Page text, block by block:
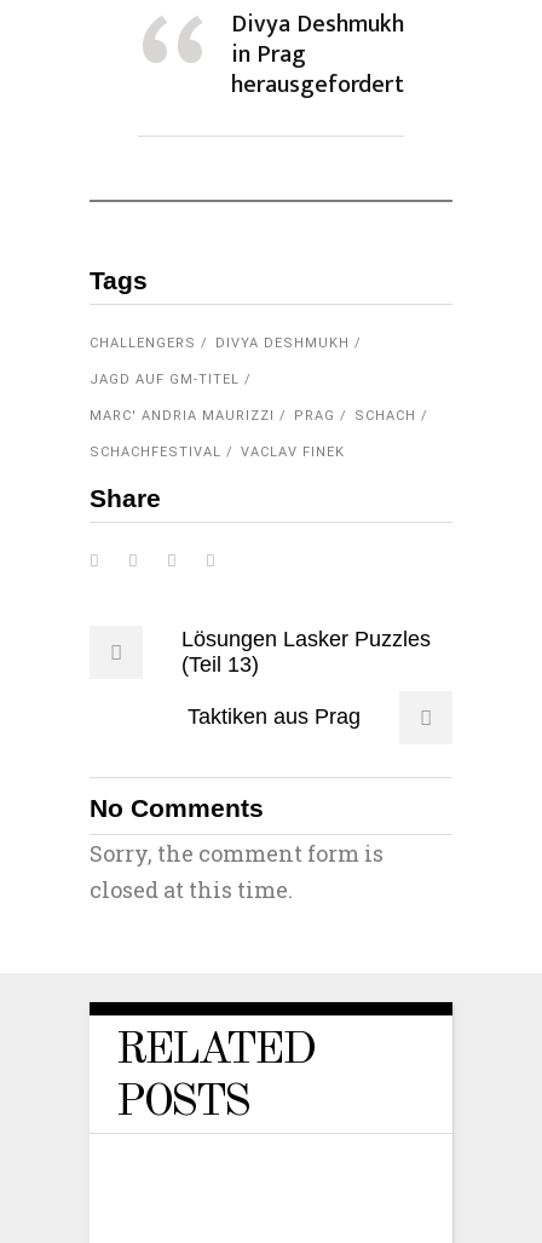
Divya Deshmukh
in Prag
herausgefordert
Tags
CHALLENGERS DIVYA DESHMUKH
JAGD AUF GM-TITEL
MARC' ANDRIA MAURIZZI PRAG SCHACH
SCHACHFESTIVAL VACLAV FINEK
Share
Lösungen Lasker Puzzles
(Teil 13)
Taktiken aus Prag
No Comments
Sorry, the comment form is
closed at this time.
RELATED
POSTS